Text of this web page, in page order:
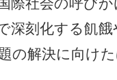
際社会の呼び
深刻化する飢
の解決に向け